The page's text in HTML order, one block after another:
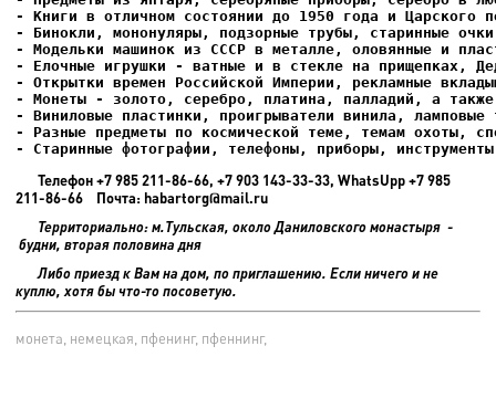
- Елочные игрушки - ватные и в стекле на прищепках,
- Старинные фотографии, телефоны, приборы,
Телефон +7 985 211-86-66, +7 903 143-33-33, WhatsUpp +7 985
211-86-66 Почта: habartorg@mail.ru
Территориально: м.Тульская, около Даниловского монастыря -
будни, вторая половина дня
Либо приезд к Вам на дом, по приглашению. Если ничего и не
куплю, хотя бы что-то посоветую.
монета, немецкая, пфенинг, пфеннинг,